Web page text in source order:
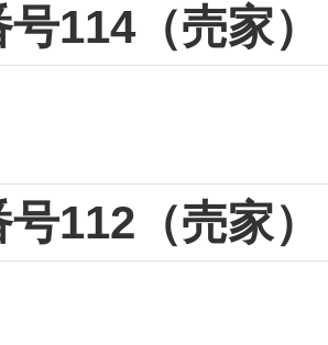
114（売家）
112（売家）